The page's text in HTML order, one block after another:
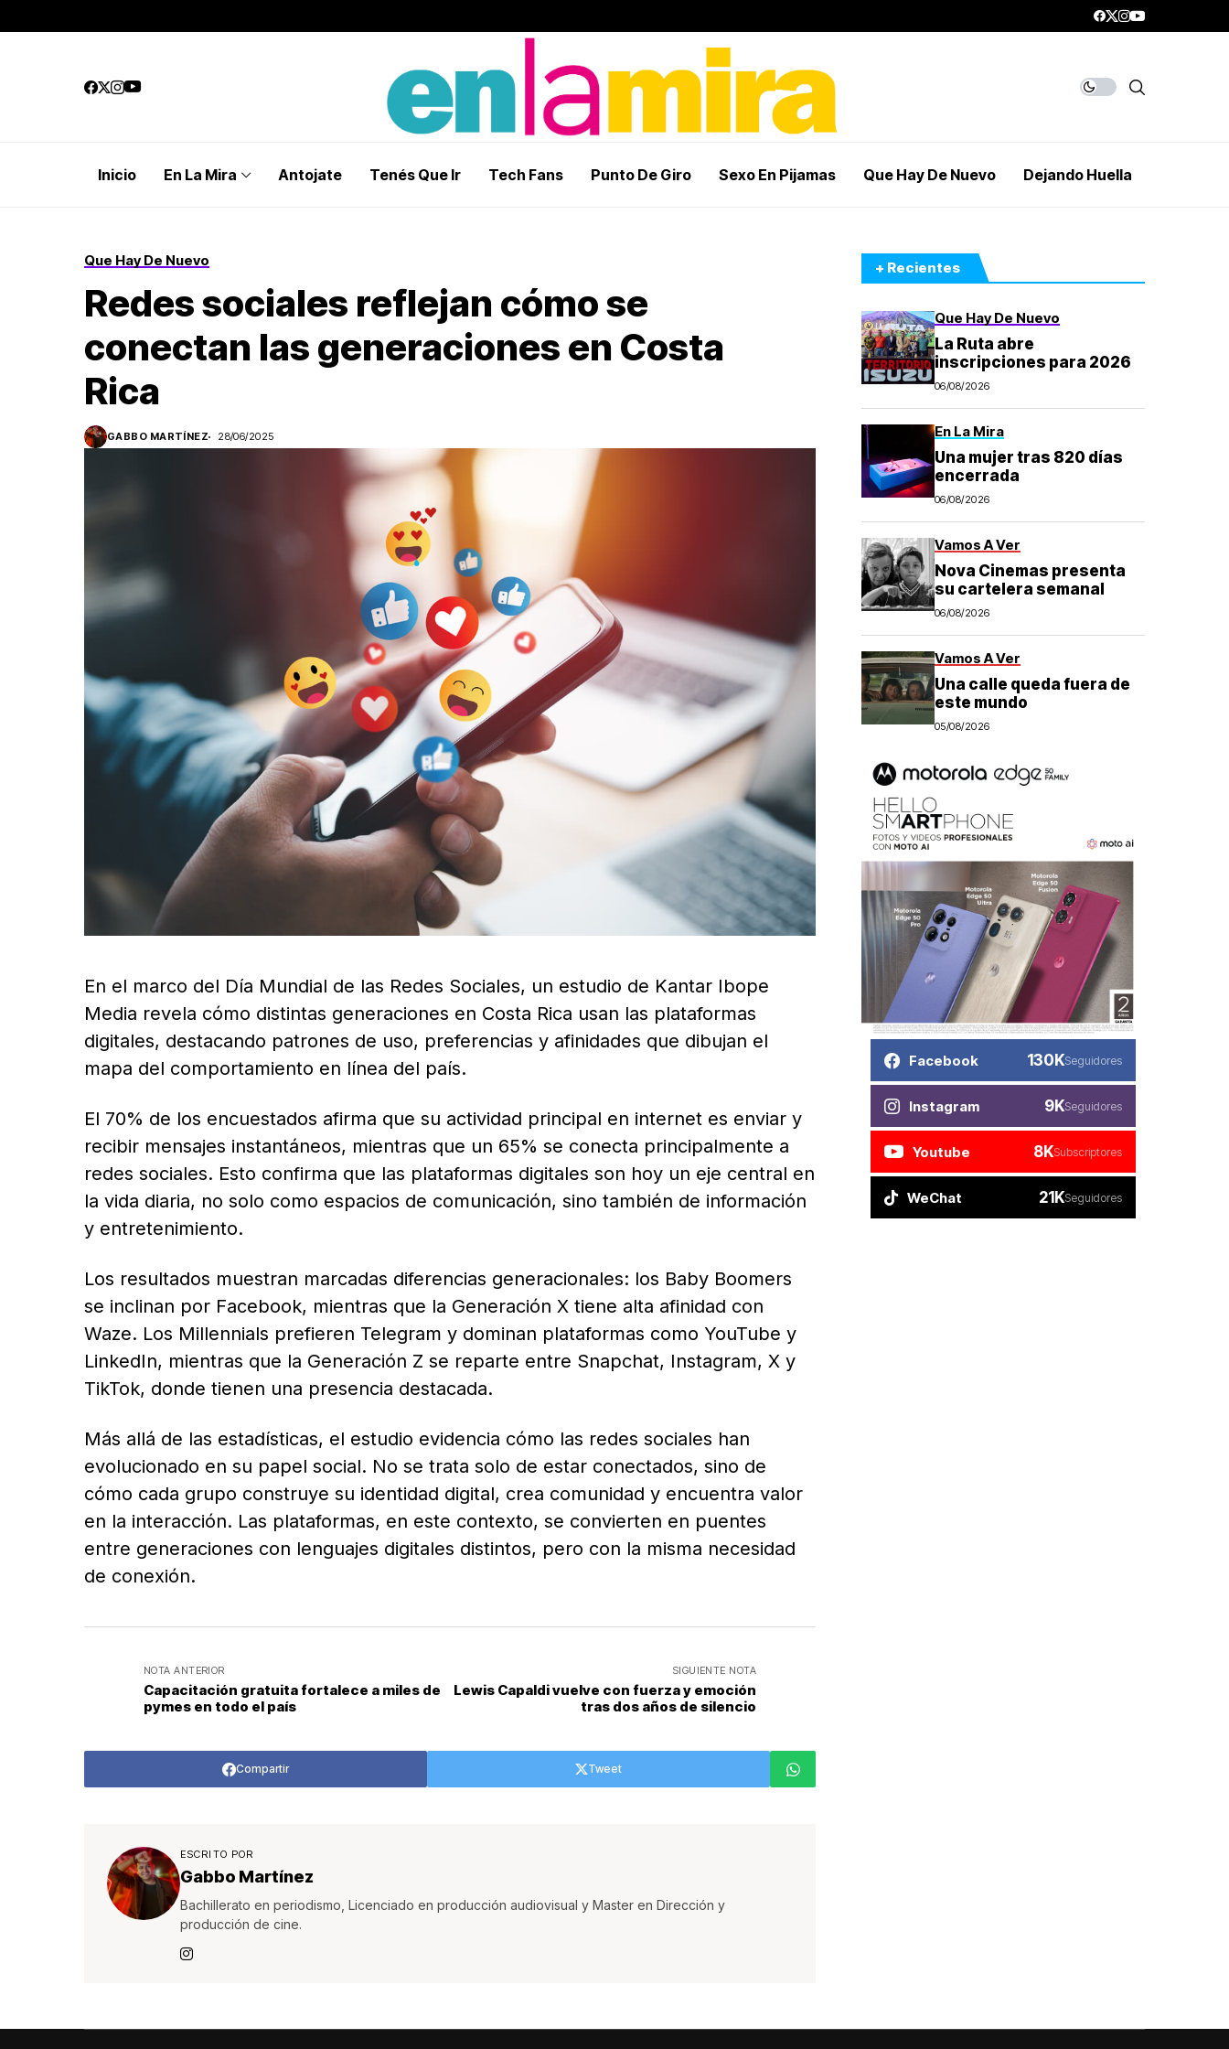
Inicio En La Mira Antojate Tenés Que Ir Tech Fans Punto De Giro Sexo En Pijamas Que Hay De Nuevo Dejando Huella
Que Hay De Nuevo
Redes sociales reflejan cómo se
conectan las generaciones en Costa
Rica
GABBO MARTÍNEZ 28/06/2025
En el marco del Día Mundial de las Redes Sociales, un estudio de Kantar Ibope
Media revela cómo distintas generaciones en Costa Rica usan las plataformas
digitales, destacando patrones de uso, preferencias y afinidades que dibujan el
mapa del comportamiento en línea del país.
El 70% de los encuestados afirma que su actividad principal en internet es enviar y
recibir mensajes instantáneos, mientras que un 65% se conecta principalmente a
redes sociales. Esto confirma que las plataformas digitales son hoy un eje central en
la vida diaria, no solo como espacios de comunicación, sino también de información
y entretenimiento.
Los resultados muestran marcadas diferencias generacionales: los Baby Boomers
se inclinan por Facebook, mientras que la Generación X tiene alta afinidad con
Waze. Los Millennials prefieren Telegram y dominan plataformas como YouTube y
LinkedIn, mientras que la Generación Z se reparte entre Snapchat, Instagram, X y
TikTok, donde tienen una presencia destacada.
Más allá de las estadísticas, el estudio evidencia cómo las redes sociales han
evolucionado en su papel social. No se trata solo de estar conectados, sino de
cómo cada grupo construye su identidad digital, crea comunidad y encuentra valor
en la interacción. Las plataformas, en este contexto, se convierten en puentes
entre generaciones con lenguajes digitales distintos, pero con la misma necesidad
de conexión.
NOTA ANTERIOR
Capacitación gratuita fortalece a miles de
pymes en todo el país
SIGUIENTE NOTA
Lewis Capaldi vuelve con fuerza y emoción
tras dos años de silencio
Compartir Tweet
ESCRITO POR
Gabbo Martínez
Bachillerato en periodismo, Licenciado en producción audiovisual y Master en Dirección y
producción de cine.
+ Recientes
Que Hay De Nuevo
La Ruta abre
inscripciones para 2026
06/08/2026
En La Mira
Una mujer tras 820 días
encerrada
06/08/2026
Vamos A Ver
Nova Cinemas presenta
su cartelera semanal
06/08/2026
Vamos A Ver
Una calle queda fuera de
este mundo
05/08/2026
Facebook 130KSeguidores
Instagram 9KSeguidores
Youtube 8KSubscriptores
WeChat 21KSeguidores